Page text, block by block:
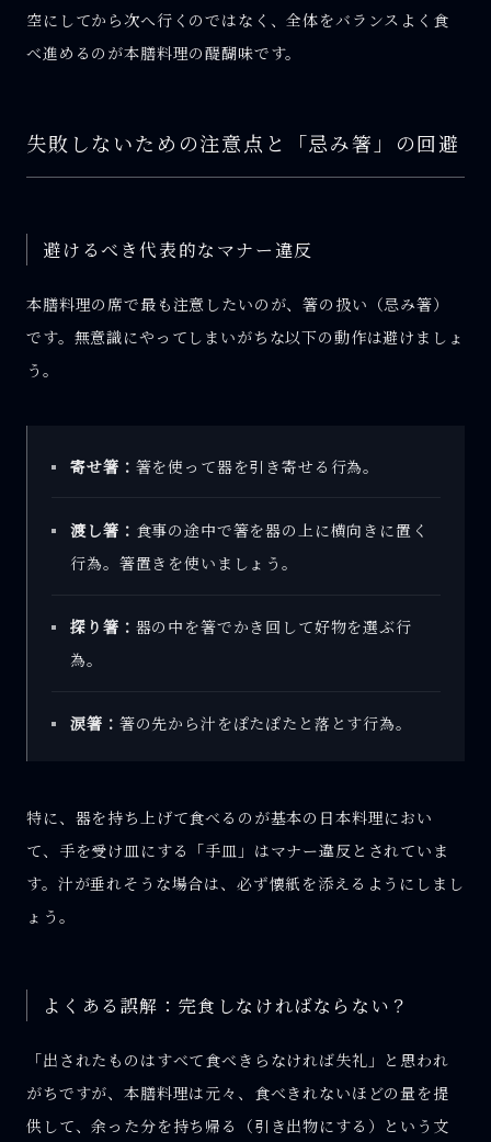
空にしてから次へ行くのではなく、全体をバランスよく食
べ進めるのが本膳料理の醍醐味です。
失敗しないための注意点と「忌み箸」の回避
避けるべき代表的なマナー違反
本膳料理の席で最も注意したいのが、箸の扱い（忌み箸）
です。無意識にやってしまいがちな以下の動作は避けましょ
う。
寄せ箸： 箸を使って器を引き寄せる行為。
渡し箸： 食事の途中で箸を器の上に横向きに置く
行為。箸置きを使いましょう。
探り箸： 器の中を箸でかき回して好物を選ぶ行
為。
涙箸： 箸の先から汁をぽたぽたと落とす行為。
特に、器を持ち上げて食べるのが基本の日本料理におい
て、手を受け皿にする「手皿」はマナー違反とされていま
す。汁が垂れそうな場合は、必ず懐紙を添えるようにしまし
ょう。
よくある誤解：完食しなければならない？
「出されたものはすべて食べきらなければ失礼」と思われ
がちですが、本膳料理は元々、食べきれないほどの量を提
供して、余った分を持ち帰る（引き出物にする）という文